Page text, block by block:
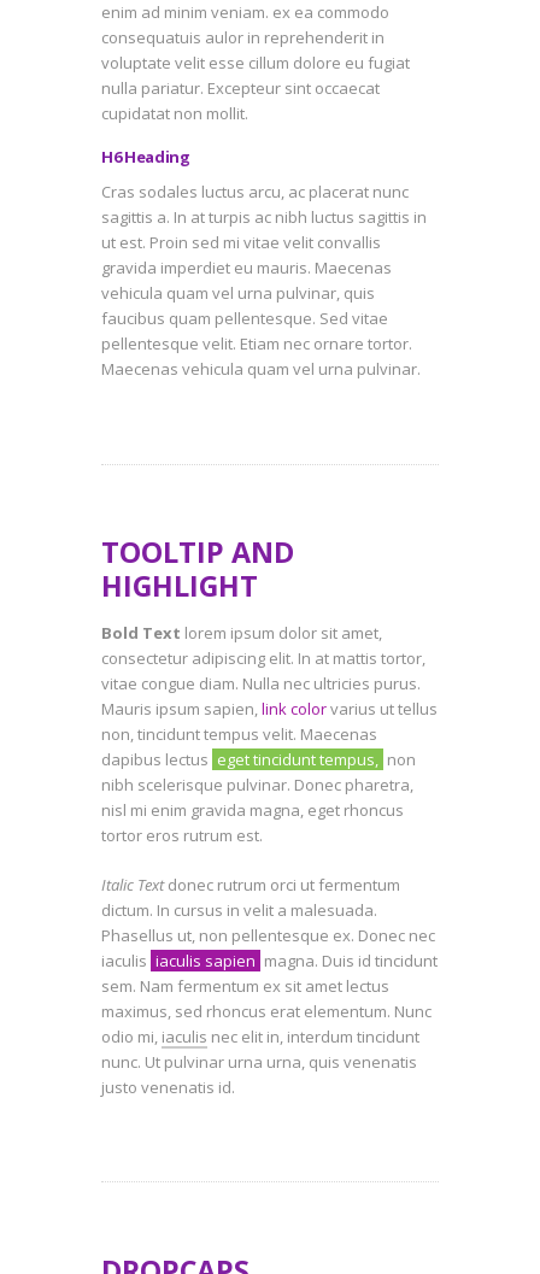
enim ad minim veniam. ex ea commodo
consequatuis aulor in reprehenderit in
voluptate velit esse cillum dolore eu fugiat
nulla pariatur. Excepteur sint occaecat
cupidatat non mollit.
H6 Heading
Cras sodales luctus arcu, ac placerat nunc
sagittis a. In at turpis ac nibh luctus sagittis in
ut est. Proin sed mi vitae velit convallis
gravida imperdiet eu mauris. Maecenas
vehicula quam vel urna pulvinar, quis
faucibus quam pellentesque. Sed vitae
pellentesque velit. Etiam nec ornare tortor.
Maecenas vehicula quam vel urna pulvinar.
TOOLTIP AND
HIGHLIGHT
Bold Text lorem ipsum dolor sit amet,
consectetur adipiscing elit. In at mattis tortor,
vitae congue diam. Nulla nec ultricies purus.
Mauris ipsum sapien,link colorvarius ut tellus
non, tincidunt tempus velit. Maecenas
dapibus lectus eget tincidunt tempus, non
nibh scelerisque pulvinar. Donec pharetra,
nisl mi enim gravida magna, eget rhoncus
tortor eros rutrum est.
Italic Textdonec rutrum orci ut fermentum
dictum. In cursus in velit a malesuada.
Phasellus ut, non pellentesque ex. Donec nec
iaculis iaculis sapien magna. Duis id tincidunt
sem. Nam fermentum ex sit amet lectus
maximus, sed rhoncus erat elementum. Nunc
odio mi, iaculis nec elit in, interdum tincidunt
nunc. Ut pulvinar urna urna, quis venenatis
justo venenatis id.